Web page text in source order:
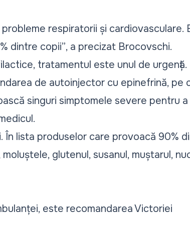
respiratorii și cardiovasculare.
dintre copii”, a precizat Brocovschi.
tratamentul este unul de urgență.
de autoinjector cu epinefrină, pe
singuri simptomele severe pentru
lista produselor care provoacă 90%
glutenul, susanul, muștarul,
este recomandarea Victoriei